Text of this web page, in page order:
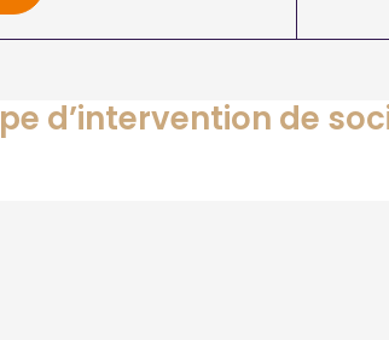
d’intervention de